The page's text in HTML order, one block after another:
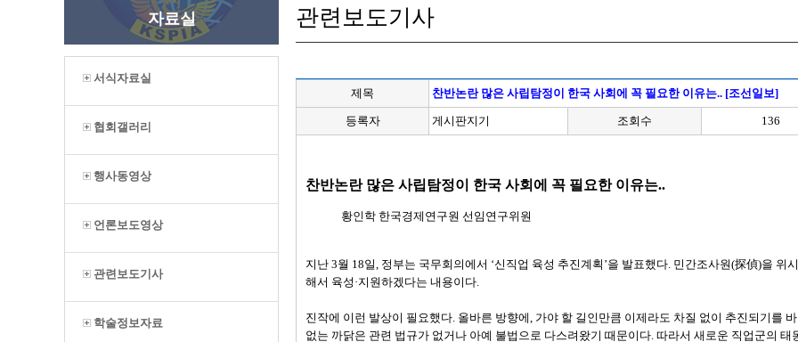
자료실
서식자료실
협회갤러리
행사동영상
언론보도영상
관련보도기사
학술정보자료
관련보도기사
제목 찬반논란 많은 사립탐정이 한국 사회에 꼭 필요한 이유는.. [조선일보]
등록자 게시판지기 조회수 136
찬반논란 많은 사립탐정이 한국 사회에 꼭 필요한 이유는..
황인학 한국경제연구원 선임연구위원
지난 3월 18일, 정부는 국무회의에서 ‘신직업 육성 추진계획’을 발표했다. 민간조사원(探偵)을
해서 육성·지원하겠다는 내용이다.
진작에 이런 발상이 필요했다. 올바른 방향에, 가야 할 길인만큼 이제라도 차질 없이 추진되기를
없는 까닭은 관련 법규가 없거나 아예 불법으로 다스려왔기 때문이다. 따라서 새로운 직업군의